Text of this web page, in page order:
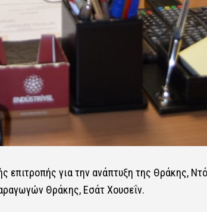
επιτροπής για την ανάπτυξη της Θράκης,
Θράκης, Εσάτ Χουσεΐν.